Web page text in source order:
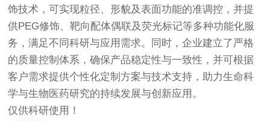
饰技术，可实现粒径、形貌及表面功能的准调控，并提
供PEG修饰、靶向配体偶联及荧光标记等多种功能化服
务，满足不同科研与应用需求。同时，企业建立了严格
的质量控制体系，确保产品稳定性与一致性，并可根据
客户需求提供个性化定制方案与技术支持，助力生命科
学与生物医药研究的持续发展与创新应用。
仅供科研使用！